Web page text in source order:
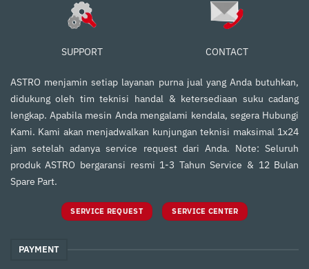
SUPPORT CONTACT
ASTRO menjamin setiap layanan purna jual yang Anda butuhkan,
didukung oleh tim teknisi handal & ketersediaan suku cadang
lengkap. Apabila mesin Anda mengalami kendala, segera Hubungi
Kami. Kami akan menjadwalkan kunjungan teknisi maksimal 1x24
jam setelah adanya service request dari Anda. Note: Seluruh
produk ASTRO bergaransi resmi 1-3 Tahun Service & 12 Bulan
Spare Part.
SERVICE REQUEST SERVICE CENTER
PAYMENT